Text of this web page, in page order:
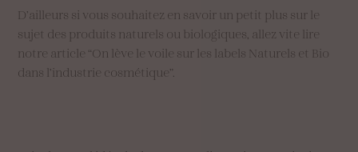
D’ailleurs si vous souhaitez en savoir un petit plus sur le
sujet des produits naturels ou biologiques, allez vite lire
notre article “On lève le voile sur les labels Naturels et Bio
dans l’industrie cosmétique”.